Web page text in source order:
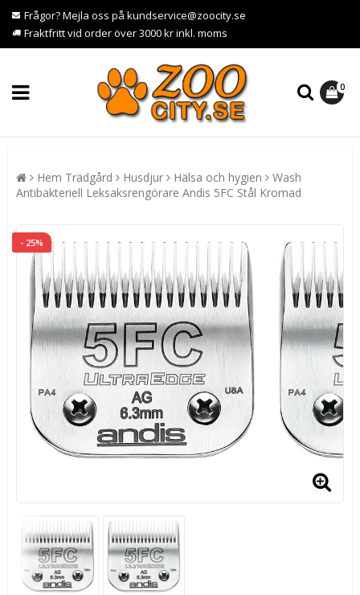
Frågor? Mejla oss på kundservice@zoocity.se
Fraktfritt vid order över 3000 kr inkl. moms
0
Hem Trädgård Husdjur Hälsa och hygien
Wash
Antibakteriell Leksaksrengörare Andis 5FC Stål Kromad
- 25%